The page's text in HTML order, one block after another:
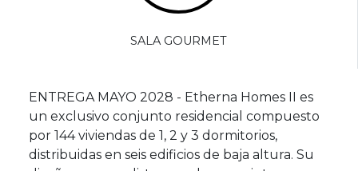
SALA GOURMET
ENTREGA MAYO 2028 - Etherna Homes II es
un exclusivo conjunto residencial compuesto
por 144 viviendas de 1, 2 y 3 dormitorios,
distribuidas en seis edificios de baja altura. Su